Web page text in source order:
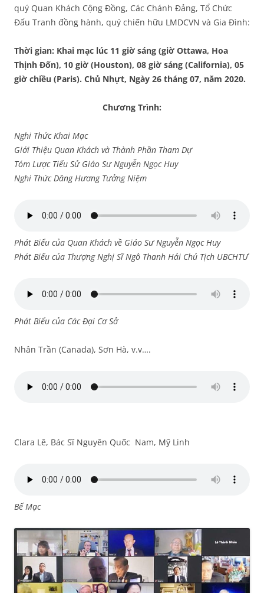
quý Quan Khách Cộng Đồng, Các Chánh Đảng, Tổ Chức
Đấu Tranh đồng hành, quý chiến hữu LMDCVN và Gia Đình:
Thời gian: Khai mạc lúc 11 giờ sáng (giờ Ottawa, Hoa
Thịnh Đốn), 10 giờ (Houston), 08 giờ sáng (California), 05
giờ chiều (Paris). Chủ Nhựt, Ngày 26 tháng 07, năm 2020.
Chương Trình:
Nghi Thức Khai Mạc
Giới Thiệu Quan Khách và Thành Phần Tham Dự
Tóm Lược Tiểu Sử Giáo Sư Nguyễn Ngọc Huy
Nghi Thức Dâng Hương Tưởng Niệm
Phát Biểu của Quan Khách về Giáo Sư Nguyễn Ngọc Huy
Phát Biểu của Thượng Nghị Sĩ Ngô Thanh Hải Chủ Tịch UBCHTƯ
Phát Biểu của Các Đại Cơ Sở
Nhân Trần (Canada), Sơn Hà, v.v….
Clara Lê, Bác Sĩ Nguyên Quốc Nam, Mỹ Linh
Bế Mạc